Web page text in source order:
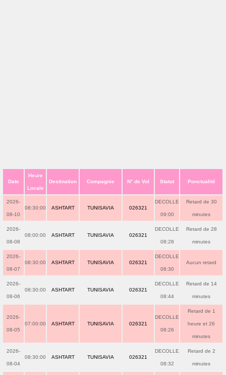
Date
Heure
Locale
Destination Compagnie N° de Vol Statut Ponctualité
2026-
08-10
08:30:00 ASHTART TUNISAVIA 026321
DECOLLE
09:00
Retard de 30
minutes
2026-
08-08
08:00:00 ASHTART TUNISAVIA 026321
DECOLLE
08:28
Retard de 28
minutes
2026-
08-07
08:30:00 ASHTART TUNISAVIA 026321
DECOLLE
08:30
Aucun retard
2026-
08-06
08:30:00 ASHTART TUNISAVIA 026321
DECOLLE
08:44
Retard de 14
minutes
2026-
08-05
07:00:00 ASHTART TUNISAVIA 026321
DECOLLE
08:26
Retard de 1
heure et 26
minutes
2026-
08-04
08:30:00 ASHTART TUNISAVIA 026321
DECOLLE
08:32
Retard de 2
minutes